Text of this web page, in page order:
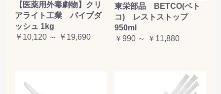
【医薬用外毒劇物】クリ
アライト工業 パイプダ
ッシュ 1kg
￥10,120 ～ ￥19,690
東栄部品 BETCO(ベト
コ) レストストップ
950ml
￥990 ～ ￥11,880